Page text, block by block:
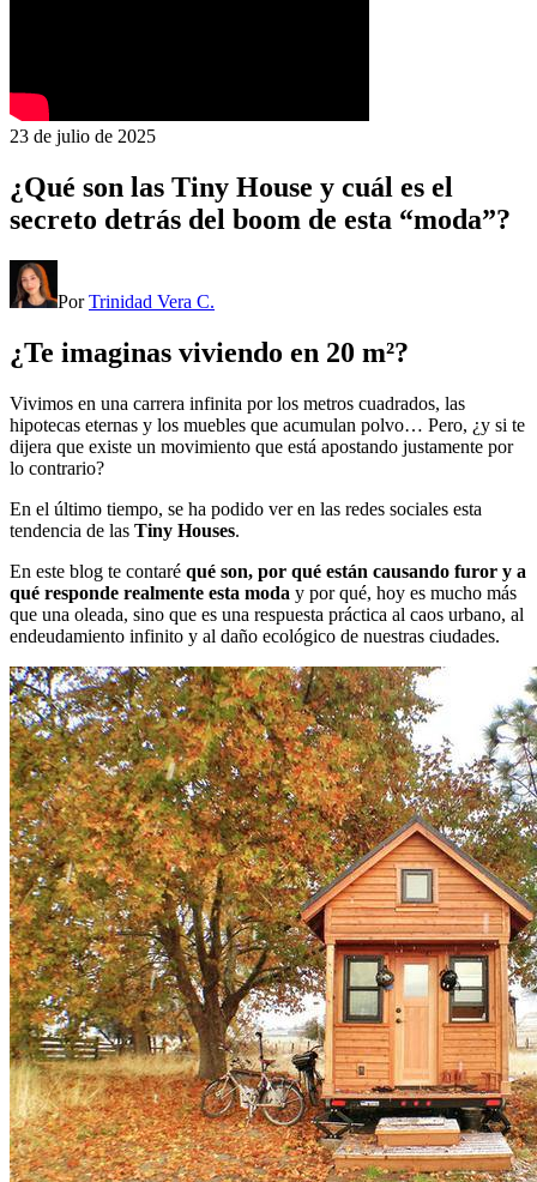
23 de julio de 2025
¿Qué son las Tiny House y cuál es el
secreto detrás del boom de esta “moda”?
Por Trinidad Vera C.
¿Te imaginas viviendo en 20 m²?
Vivimos en una carrera infinita por los metros cuadrados, las
hipotecas eternas y los muebles que acumulan polvo… Pero, ¿y si te
dijera que existe un movimiento que está apostando justamente por
lo contrario?
En el último tiempo, se ha podido ver en las redes sociales esta
tendencia de las Tiny Houses.
En este blog te contaré qué son, por qué están causando furor y a
qué responde realmente esta moda y por qué, hoy es mucho más
que una oleada, sino que es una respuesta práctica al caos urbano, al
endeudamiento infinito y al daño ecológico de nuestras ciudades.